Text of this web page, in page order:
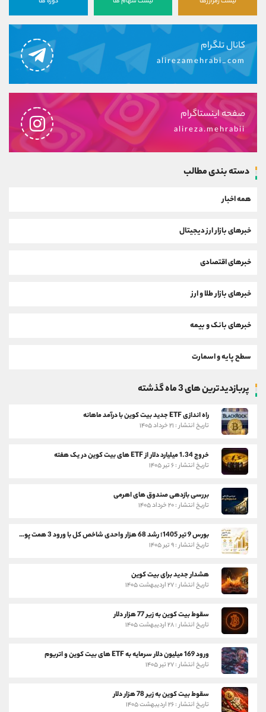
کانال تلگرام
alirezamehrabi_com
صفحه اینستاگرام
alireza.mehrabii
دسته بندی مطالب
همه اخبار
خبرهای بازار ارز دیجیتال
خبرهای اقتصادی
خبرهای بازار طلا و ارز
خبرهای بانک و بیمه
سطح پایه و اسمارت
پربازدیدترین های 3 ماه گذشته
راه اندازی ETF جدید بیت کوین با درآمد ماهانه
تاریخ انتشار : ۲۱ خرداد ۱۴۰۵
خروج 1.34 میلیارد دلار از ETF های بیت کوین در یک هفته
تاریخ انتشار : ۶ تیر ۱۴۰۵
بررسی بازدهی صندوق های اهرمی
تاریخ انتشار : ۲۰ خرداد ۱۴۰۵
بورس 9 تیر 1405؛ رشد 68 هزار واحدی شاخص کل با ورود 3 همت پول حقیقی
تاریخ انتشار : ۹ تیر ۱۴۰۵
هشدار جدید برای بیت کوین
تاریخ انتشار : ۲۷ اردیبهشت ۱۴۰۵
سقوط بیت کوین به زیر 77 هزار دلار
تاریخ انتشار : ۲۸ اردیبهشت ۱۴۰۵
ورود 169 میلیون دلار سرمایه به ETF های بیت کوین و اتریوم
تاریخ انتشار : ۲۷ تیر ۱۴۰۵
سقوط بیت کوین به زیر 78 هزار دلار
تاریخ انتشار : ۲۶ اردیبهشت ۱۴۰۵